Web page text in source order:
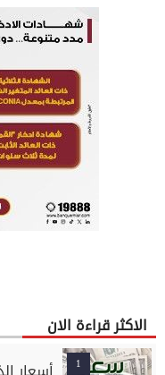
الاكثر قراءة الان
1